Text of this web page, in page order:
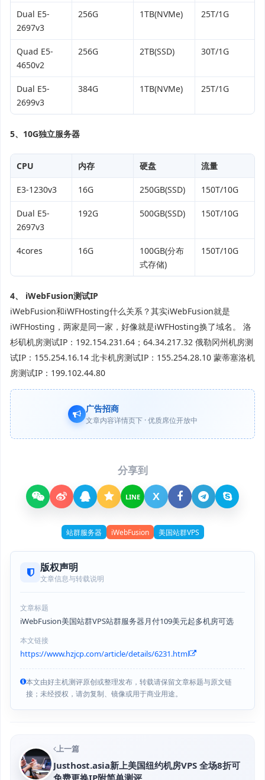
Dual E5-
2697v3
256G 1TB(NVMe) 25T/1G
Quad E5-
4650v2
256G 2TB(SSD) 30T/1G
Dual E5-
2699v3
384G 1TB(NVMe) 25T/1G
5、10G独立服务器
CPU 内存 硬盘 流量
E3-1230v3 16G 250GB(SSD) 150T/10G
Dual E5-
2697v3
192G 500GB(SSD) 150T/10G
4cores 16G
100GB(分布
式存储)
150T/10G
4、 iWebFusion测试IP
iWebFusion和iWFHosting什么关系？其实iWebFusion就是
iWFHosting，两家是同一家，好像就是iWFHosting换了域名。 洛
杉矶机房测试IP：192.154.231.64；64.34.217.32 俄勒冈州机房测
试IP：155.254.16.14 北卡机房测试IP：155.254.28.10 蒙蒂塞洛机
房测试IP：199.102.44.80
广告招商
文章内容详情页下 · 优质席位开放中
分享到
LINE X
站群服务器 iWebFusion 美国站群VPS
版权声明
文章信息与转载说明
文章标题
iWebFusion美国站群VPS站群服务器月付109美元起多机房可选
本文链接
https://www.hzjcp.com/article/details/6231.html
本文由好主机测评原创或整理发布，转载请保留文章标题与原文链
接；未经授权，请勿复制、镜像或用于商业用途。
上一篇
Justhost.asia新上美国纽约机房VPS 全场8折可